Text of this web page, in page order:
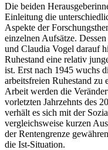
Die beiden
Einleitung die
Aspekte der
einzelnen Aufsätze.
und Claudia Vogel darauf
Ruhestand eine relativ
ist. Erst nach 1945 wuchs
arbeitsfreien Ruhestand
Arbeit werden die
vorletzten Jahrzehnts des
verhält es sich mit der
vergleichsweise kurzen
der Rentengrenze
die Ist-Situation.